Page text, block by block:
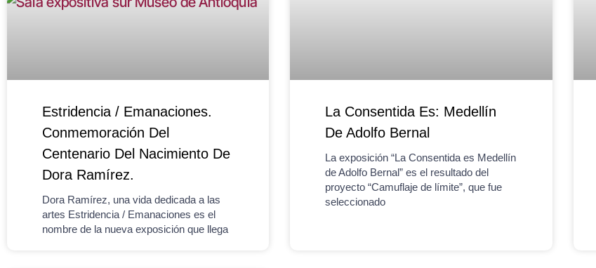
Estridencia / Emanaciones.
Conmemoración Del
Centenario Del Nacimiento De
Dora Ramírez.
Dora Ramírez, una vida dedicada a las
artes Estridencia / Emanaciones es el
nombre de la nueva exposición que llega
La Consentida Es: Medellín
De Adolfo Bernal
La exposición “La Consentida es Medellín
de Adolfo Bernal” es el resultado del
proyecto “Camuflaje de límite”, que fue
seleccionado